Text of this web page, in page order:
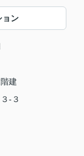
ョン
建
-３